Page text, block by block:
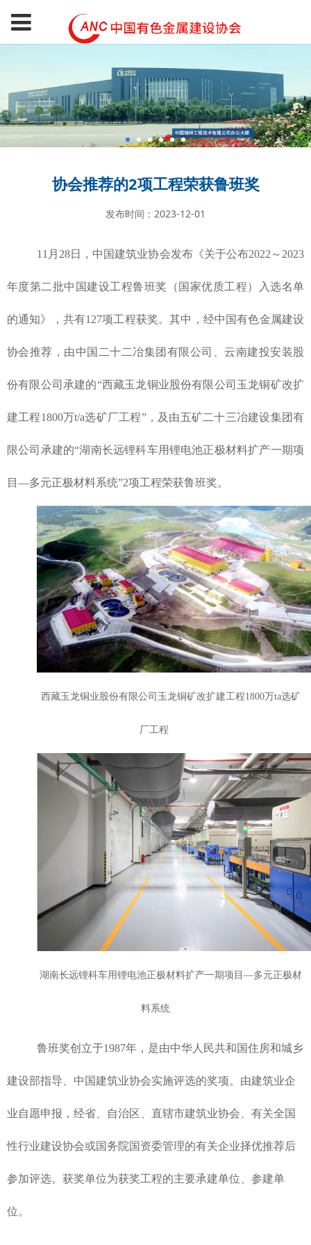
协会推荐的2项工程荣获鲁班奖
发布时间：2023-12-01
11月28日，中国建筑业协会发布《关于公布2022～2023
年度第二批中国建设工程鲁班奖（国家优质工程）入选名单
的通知》，共有127项工程获奖。其中，经中国有色金属建设
协会推荐，由中国二十二冶集团有限公司、云南建投安装股
份有限公司承建的“西藏玉龙铜业股份有限公司玉龙铜矿改扩
建工程1800万t/a选矿厂工程”，及由五矿二十三冶建设集团有
限公司承建的“湖南长远锂科车用锂电池正极材料扩产一期项
目—多元正极材料系统”2项工程荣获鲁班奖。
西藏玉龙铜业股份有限公司玉龙铜矿改扩建工程1800万ta选矿
厂工程
湖南长远锂科车用锂电池正极材料扩产一期项目—多元正极材
料系统
鲁班奖创立于1987年，是由中华人民共和国住房和城乡
建设部指导、中国建筑业协会实施评选的奖项。由建筑业企
业自愿申报，经省、自治区、直辖市建筑业协会、有关全国
性行业建设协会或国务院国资委管理的有关企业择优推荐后
参加评选。获奖单位为获奖工程的主要承建单位、参建单
位。